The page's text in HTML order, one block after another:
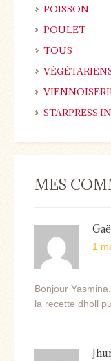
POISSON
POULET
TOUS
MES
1
Bonjour
la recette dholl